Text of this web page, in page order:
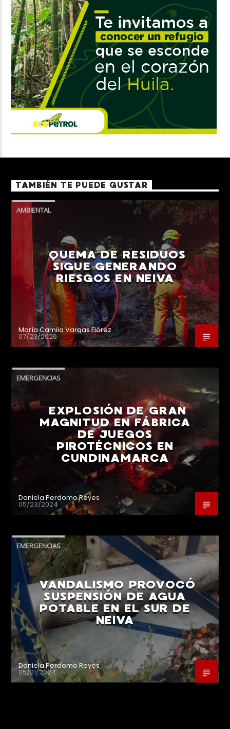
TAMBIÉN TE PUEDE GUSTAR
AMBIENTAL
QUEMA DE RESIDUOS
SIGUE GENERANDO
RIESGOS EN NEIVA
María Camila Vargas Flórez
07/23/2026
EMERGENCIAS
EXPLOSIÓN DE GRAN
MAGNITUD EN FÁBRICA
DE JUEGOS
PIROTÉCNICOS EN
CUNDINAMARCA
Daniela Perdomo Reyes
05/23/2024
EMERGENCIAS
VANDALISMO PROVOCÓ
SUSPENSIÓN DE AGUA
POTABLE EN EL SUR DE
NEIVA
Daniela Perdomo Reyes
05/21/2024